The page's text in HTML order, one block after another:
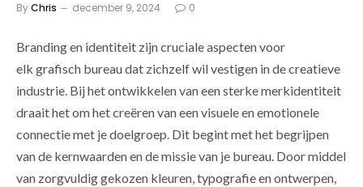
ByChris december 9, 2024 0
Branding en identiteit zijn cruciale aspecten voor
elk grafisch bureau dat zichzelf wil vestigen in de creatieve
industrie. Bij het ontwikkelen van een sterke merkidentiteit
draait het om het creëren van een visuele en emotionele
connectie met je doelgroep. Dit begint met het begrijpen
van de kernwaarden en de missie van je bureau. Door middel
van zorgvuldig gekozen kleuren, typografie en ontwerpen,